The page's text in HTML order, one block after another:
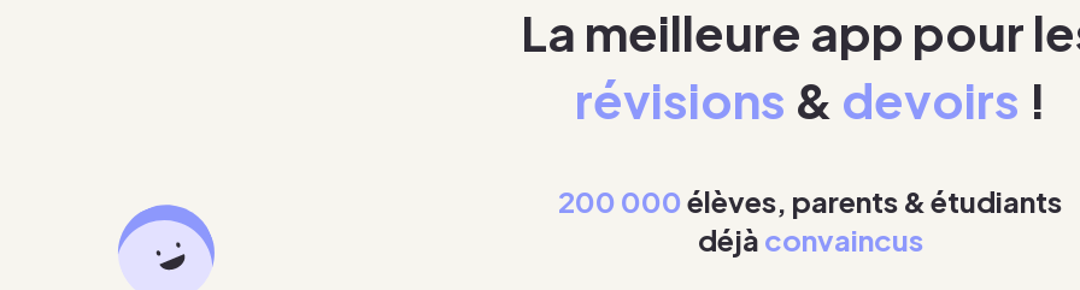
La meilleure app pour
révisions & devoirs !
200 000élèves, parents & étudiants
déjà convaincus